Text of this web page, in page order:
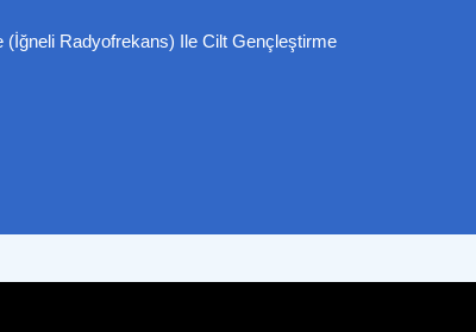
(İğneli Radyofrekans) Ile Cilt Gençleştirme